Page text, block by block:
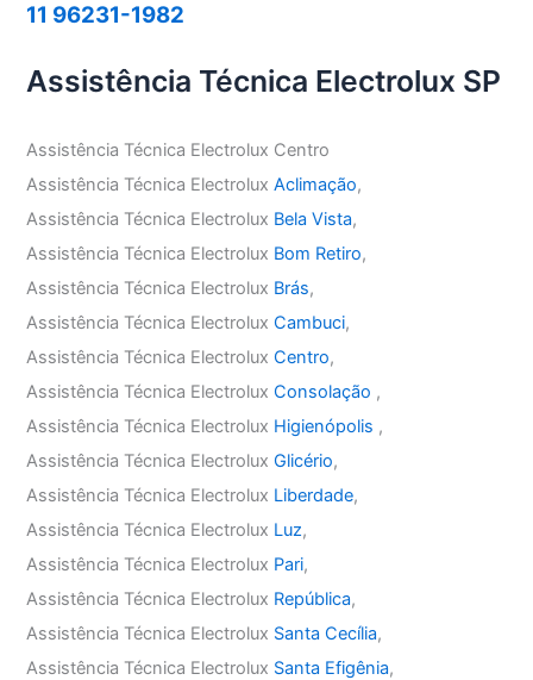
11 96231-1982
Assistência Técnica Electrolux SP
Assistência Técnica Electrolux Centro
Assistência Técnica ElectroluxAclimação,
Assistência Técnica Electrolux Bela Vista,
Assistência Técnica Electrolux Bom Retiro,
Assistência Técnica Electrolux Brás,
Assistência Técnica ElectroluxCambuci,
Assistência Técnica ElectroluxCentro,
Assistência Técnica ElectroluxConsolação ,
Assistência Técnica Electrolux Higienópolis ,
Assistência Técnica ElectroluxGlicério,
Assistência Técnica Electrolux Liberdade,
Assistência Técnica Electrolux Luz,
Assistência Técnica Electrolux Pari,
Assistência Técnica Electrolux República,
Assistência Técnica Electrolux Santa Cecília,
Assistência Técnica Electrolux Santa Efigênia,